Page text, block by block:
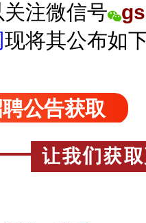
注微信号
现将其公布如
公告获取